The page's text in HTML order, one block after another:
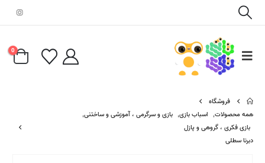
0
فروشگاه
همه محصولات, اسباب بازی, بازی و سرگرمی ، آموزشی و ساختنی,
بازی فکری ، گروهی و پازل
دبرنا سطلی